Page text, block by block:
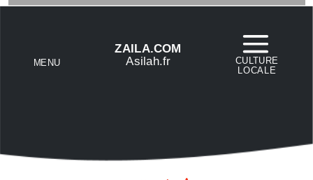
MENU CULTURE
LOCALE
ZAILA.COM
Asilah.fr